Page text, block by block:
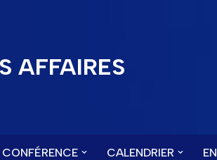
AFFAIRES
CONFÉRENCE CALENDRIER